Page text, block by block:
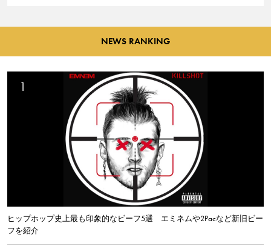
NEWS RANKING
ヒップホップ史上最も印象的なビーフ5選 エミネムや2Pacなど新旧ビー
フを紹介